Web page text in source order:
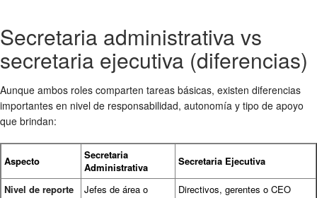
Secretaria administrativa vs
secretaria ejecutiva (diferencias)
Aunque ambos roles comparten tareas básicas, existen diferencias
importantes en nivel de responsabilidad, autonomía y tipo de apoyo
que brindan:
Aspecto
Secretaria
Administrativa
Secretaria Ejecutiva
Nivel de reporte
Jefes de área o
Directivos, gerentes o CEO